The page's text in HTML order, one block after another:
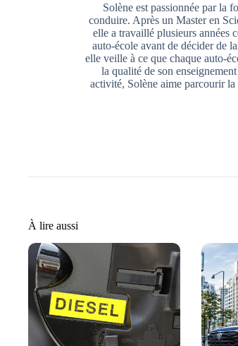
Solène est passionnée par la
conduire. Après un Master en
elle a travaillé plusieurs années
auto-école avant de décider de
elle veille à ce que chaque auto-
la qualité de son
activité, Solène aime parcourir la
À lire aussi